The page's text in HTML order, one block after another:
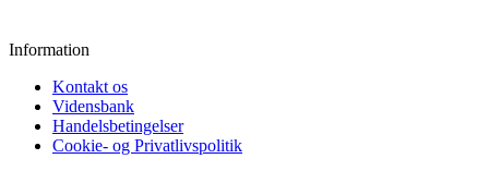
Information
Kontakt os
Vidensbank
Handelsbetingelser
Cookie- og Privatlivspolitik